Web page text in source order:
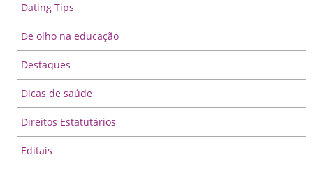
Dating Tips
De olho na educação
Destaques
Dicas de saúde
Direitos Estatutários
Editais